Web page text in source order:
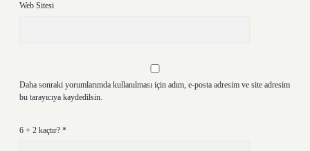
Web Sitesi
Daha sonraki yorumlarımda kullanılması için adım, e-posta adresim ve site adresim
bu tarayıcıya kaydedilsin.
6 + 2 kaçtır? *